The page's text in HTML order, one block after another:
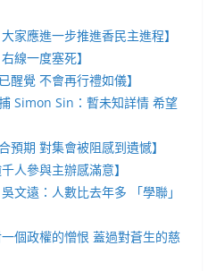
家應進一步推進香民主進程】
線一度塞死】
醒覺 不會再行禮如儀】
Simon Sin：暫未知詳情 希望
預期 對集會被阻感到遺憾】
人參與主辦感滿意】
文遠：人數比去年多 「學聯」
個政權的憎恨 蓋過對蒼生的慈